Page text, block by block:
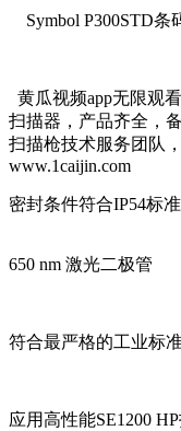
Symbol P300STD条码
黄瓜视频app无限观
扫描器，产品齐全
扫描枪技术服务团队
www.1caijin.com
密封条件符合IP54标准
650 nm 激光二极管
符合最严格的工业标
应用高性能SE1200